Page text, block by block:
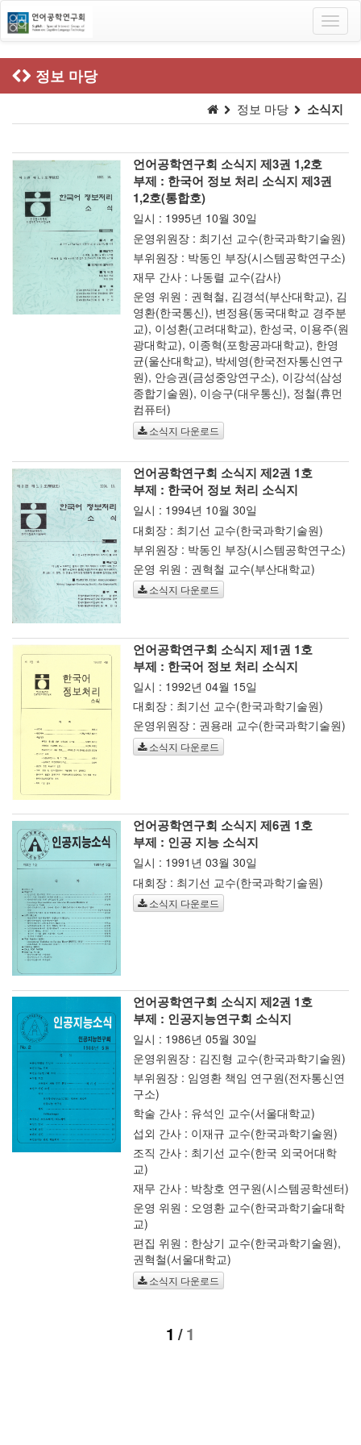
정보 마당
소식지
정보 마당
언어공학연구회 소식지 제3권 1,2호
부제 : 한국어 정보 처리 소식지 제3권
1,2호(통합호)
일시 : 1995년 10월 30일
운영위원장 : 최기선 교수(한국과학기술원)
부위원장 : 박동인 부장(시스템공학연구소)
재무 간사 : 나동렬 교수(감사)
운영 위원 : 권혁철, 김경석(부산대학교), 김
영환(한국통신), 변정용(동국대학교 경주분
교), 이성환(고려대학교), 한성국, 이용주(원
광대학교), 이종혁(포항공과대학교), 한영
균(울산대학교), 박세영(한국전자통신연구
원), 안승권(금성중앙연구소), 이강석(삼성
종합기술원), 이승구(대우통신), 정철(휴먼
컴퓨터)
소식지 다운로드
언어공학연구회 소식지 제2권 1호
부제 : 한국어 정보 처리 소식지
일시 : 1994년 10월 30일
대회장 : 최기선 교수(한국과학기술원)
부위원장 : 박동인 부장(시스템공학연구소)
운영 위원 : 권혁철 교수(부산대학교)
소식지 다운로드
언어공학연구회 소식지 제1권 1호
부제 : 한국어 정보 처리 소식지
일시 : 1992년 04월 15일
대회장 : 최기선 교수(한국과학기술원)
운영위원장 : 권용래 교수(한국과학기술원)
소식지 다운로드
언어공학연구회 소식지 제6권 1호
부제 : 인공 지능 소식지
일시 : 1991년 03월 30일
대회장 : 최기선 교수(한국과학기술원)
소식지 다운로드
언어공학연구회 소식지 제2권 1호
부제 : 인공지능연구회 소식지
일시 : 1986년 05월 30일
운영위원장 : 김진형 교수(한국과학기술원)
부위원장 : 임영환 책임 연구원(전자통신연
구소)
학술 간사 : 유석인 교수(서울대학교)
섭외 간사 : 이재규 교수(한국과학기술원)
조직 간사 : 최기선 교수(한국 외국어대학
교)
재무 간사 : 박창호 연구원(시스템공학센터)
운영 위원 : 오영환 교수(한국과학기술대학
교)
편집 위원 : 한상기 교수(한국과학기술원),
권혁철(서울대학교)
소식지 다운로드
1 /1